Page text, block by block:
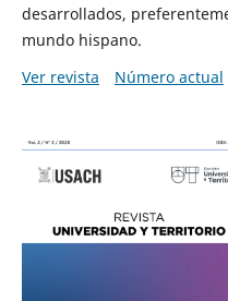
desarrollados,
mundo hispano.
Ver revista
Número actual